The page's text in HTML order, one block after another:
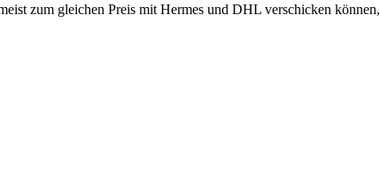
zum gleichen Preis mit Hermes und DHL verschicken können,